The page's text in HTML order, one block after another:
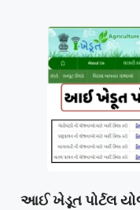
આઈ ખેડૂત પોર્ટલ